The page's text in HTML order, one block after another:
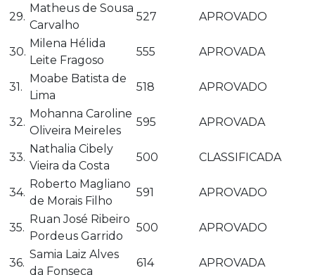
29.
Matheus de Sousa
Carvalho
527 APROVADO
30.
Milena Hélida
Leite Fragoso
555 APROVADA
31.
Moabe Batista de
Lima
518 APROVADO
32.
Mohanna Caroline
Oliveira Meireles
595 APROVADA
33.
Nathalia Cibely
Vieira da Costa
500 CLASSIFICADA
34.
Roberto Magliano
de Morais Filho
591 APROVADO
35.
Ruan José Ribeiro
Pordeus Garrido
500 APROVADO
36.
Samia Laiz Alves
da Fonseca
614 APROVADA